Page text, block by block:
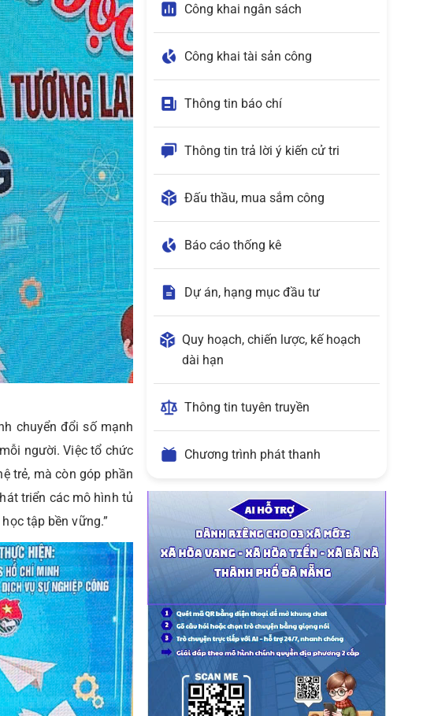
chuyển đổi số mạnh
người. Việc tổ chức
trẻ, mà còn góp phần
triển các mô hình tủ
tập bền vững.”
Công khai ngân sách
Công khai tài sản công
Thông tin báo chí
Thông tin trả lời ý kiến cử tri
Đấu thầu, mua sắm công
Báo cáo thống kê
Dự án, hạng mục đầu tư
Quy hoạch, chiến lược, kế hoạch
dài hạn
Thông tin tuyên truyền
Chương trình phát thanh